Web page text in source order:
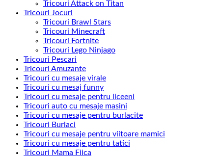
Tricouri Attack on Titan
Tricouri Jocuri
Tricouri Brawl Stars
Tricouri Minecraft
Tricouri Fortnite
Tricouri Lego Ninjago
Tricouri Pescari
Tricouri Amuzante
Tricouri cu mesaje virale
Tricouri cu mesaj funny
Tricouri cu mesaje pentru liceeni
Tricouri auto cu mesaje masini
Tricouri cu mesaje pentru burlacite
Tricouri Burlaci
Tricouri cu mesaje pentru viitoare mamici
Tricouri cu mesaje pentru tatici
Tricouri Mama Fiica